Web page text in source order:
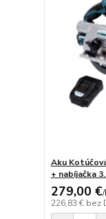
Aku
+ nabíjačka
279,00 €/
226,83 € bez